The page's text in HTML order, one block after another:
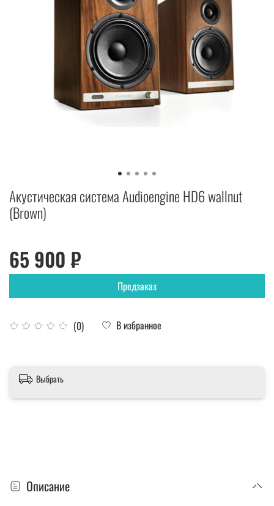
Акустическая система Audioengine HD6 wallnut
(Brown)
(0) В избранное
65 900 ₽
Предзаказ
Выбрать
Описание